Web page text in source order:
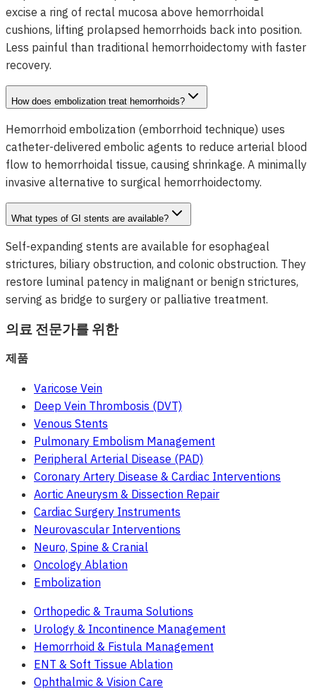
excise a ring of rectal mucosa above hemorrhoidal
cushions, lifting prolapsed hemorrhoids back into position.
Less painful than traditional hemorrhoidectomy with faster
recovery.
How does embolization treat hemorrhoids?
Hemorrhoid embolization (emborrhoid technique) uses
catheter-delivered embolic agents to reduce arterial blood
flow to hemorrhoidal tissue, causing shrinkage. A minimally
invasive alternative to surgical hemorrhoidectomy.
What types of GI stents are available?
Self-expanding stents are available for esophageal
strictures, biliary obstruction, and colonic obstruction. They
restore luminal patency in malignant or benign strictures,
serving as bridge to surgery or palliative treatment.
의료 전문가를 위한
제품
Varicose Vein
Deep Vein Thrombosis (DVT)
Venous Stents
Pulmonary Embolism Management
Peripheral Arterial Disease (PAD)
Coronary Artery Disease & Cardiac Interventions
Aortic Aneurysm & Dissection Repair
Cardiac Surgery Instruments
Neurovascular Interventions
Neuro, Spine & Cranial
Oncology Ablation
Embolization
Orthopedic & Trauma Solutions
Urology & Incontinence Management
Hemorrhoid & Fistula Management
ENT & Soft Tissue Ablation
Ophthalmic & Vision Care